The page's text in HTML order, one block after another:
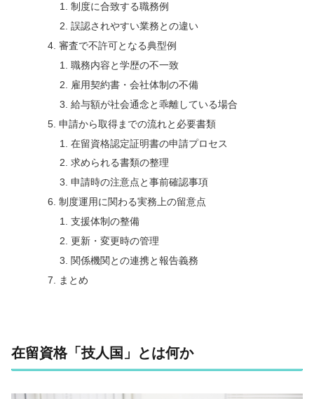
制度に合致する職務例
誤認されやすい業務との違い
審査で不許可となる典型例
職務内容と学歴の不一致
雇用契約書・会社体制の不備
給与額が社会通念と乖離している場合
申請から取得までの流れと必要書類
在留資格認定証明書の申請プロセス
求められる書類の整理
申請時の注意点と事前確認事項
制度運用に関わる実務上の留意点
支援体制の整備
更新・変更時の管理
関係機関との連携と報告義務
まとめ
在留資格「技人国」とは何か